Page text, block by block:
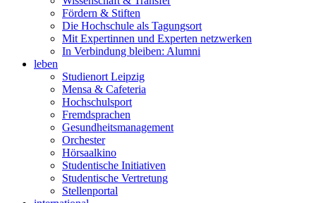
Fördern & Stiften
Die Hochschule als Tagungsort
Mit Expertinnen und Experten netzwerken
In Verbindung bleiben: Alumni
leben
Studienort Leipzig
Mensa & Cafeteria
Hochschulsport
Fremdsprachen
Gesundheitsmanagement
Orchester
Hörsaalkino
Studentische Initiativen
Studentische Vertretung
Stellenportal